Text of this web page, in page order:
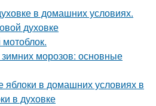
в домашних условиях.
духовке
морозов: основные
яблоки в домашних условиях в
в духовке